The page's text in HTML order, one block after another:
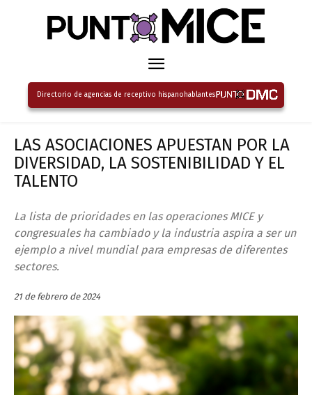
Directorio de agencias de receptivo hispanohablantes
LAS ASOCIACIONES APUESTAN POR LA
DIVERSIDAD, LA SOSTENIBILIDAD Y EL
TALENTO
La lista de prioridades en las operaciones MICE y
congresuales ha cambiado y la industria aspira a ser un
ejemplo a nivel mundial para empresas de diferentes
sectores.
21 de febrero de 2024